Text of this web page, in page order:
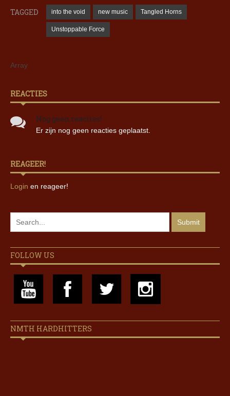
TAGGED into the void new music Tangled Horns
Unstoppable Force
Array
REACTIES
Nog geen reacties!
Er zijn nog geen reacties geplaatst.
REAGEER!
Login en reageer!
FOLLOW US
NMTH HARDHITTERS